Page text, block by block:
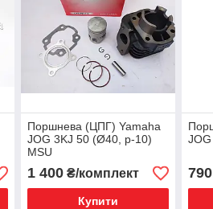
Поршнева (ЦПГ) Yamaha
JOG 3KJ 50 (Ø40, p-10)
MSU
1 400₴/комплект
Купити
790